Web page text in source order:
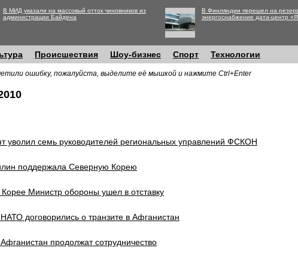
В МИД указали на массовый отток чиновников из
администрации Байдена
В Финляндии перешел на
энергоснабжение дата-центр
Происшествия Шоу-бизнес Спорт Технологии
ошибку, пожалуйста, выделите её мышкой и нажмите Ctrl+Enter
уволил семь руководителей региональных управлений ФСКОН
поддержала Северную Корею
Министр обороны ушел в отставку
договорились о транзите в Афганистан
продолжат сотрудничество